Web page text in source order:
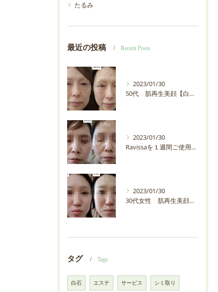
たるみ
最近の投稿 Recent Posts
2023/01/30
50代 肌再生美顔【白石市・プライベートサロンEMIAS】
2023/01/30
Ravissaを１週間ご使用の30代お客様の輪郭が変わりすぎ【白石市・プライベートサロンEMIAS】
2023/01/30
30代女性 肌再生美顔【白石市・プライベートサロンEMIAS】
タグ Tags
白石 エステ サービス シミ取り